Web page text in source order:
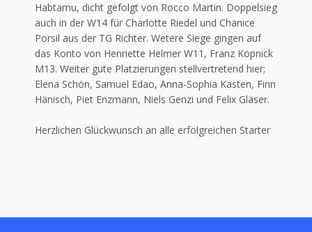
Habtamu, dicht gefolgt von Rocco Martin. Doppelsieg
auch in der W14 für Charlotte Riedel und Chanice
Porsil aus der TG Richter. Wetere Siege gingen auf
das Konto von Henriette Helmer W11, Franz Köpnick
M13. Weiter gute Platzierungen stellvertretend hier;
Elena Schön, Samuel Edao, Anna-Sophia Kasten, Finn
Hänisch, Piet Enzmann, Niels Genzi und Felix Gläser.
Herzlichen Glückwunsch an alle erfolgreichen Starter